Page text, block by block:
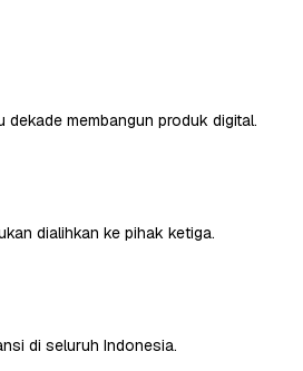
dekade membangun produk digital.
dialihkan ke pihak ketiga.
di seluruh Indonesia.